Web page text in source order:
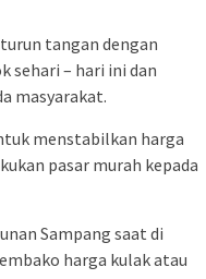
tangan dengan
sehari – hari ini dan
masyarakat.
menstabilkan harga
pasar murah kepada
Sampang saat di
harga kulak atau